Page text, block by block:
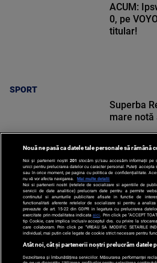
SPORT
ACUM:
0, pe
titular!
SPORT
Superba
mare notă
Nouă ne pasă ca datele tale personale să rămână
Noi și partenerii noștri 201 stocăm și/sau accesăm informații pe
unici pentru prelucrarea datelor cu caracter personal. Puteți
sau în orice moment, pe pagina cu politica de confidențialitate.
nu vă vor afecta navigarea.
Mai multe detalii
Noi si partenerii nostri (retelele de socializare si agentiile de
servicii de date analitice) prelucram date pentru a permite
continutul si anunturile publicitare afisate in functie de
functionalitati aferente retelelor de socializare si pentru a
prevazute de art. 15-22 din GDPR in legatura cu prelucrarea
exercitate prin modalitatea indicataaici . Prin click pe “ACCEPT
tip Cookie, care implica inclusiv acceptul dvs. cu privire la
care colaboram. Prin click pe “VREAU SA MODIFIC SETARILE
individual, mai putin cele legate de cookie strict necesare pentru
Atât noi, cât și partenerii noștri prelucrăm datele
Dezvoltarea și îmbunătățirea serviciilor. Măsurarea performanței